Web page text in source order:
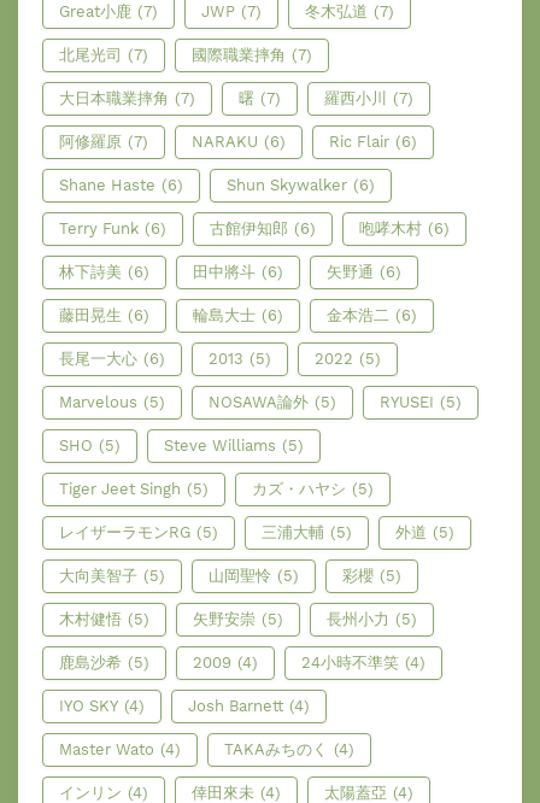
Great小鹿 (7) JWP (7) 冬木弘道 (7)
北尾光司 (7) 國際職業摔角 (7)
大日本職業摔角 (7) 曙 (7) 羅西小川 (7)
阿修羅原 (7) NARAKU (6) Ric Flair (6)
Shane Haste (6) Shun Skywalker (6)
Terry Funk (6) 古館伊知郎 (6) 咆哮木村 (6)
林下詩美 (6) 田中將斗 (6) 矢野通 (6)
藤田晃生 (6) 輪島大士 (6) 金本浩二 (6)
長尾一大心 (6) 2013 (5) 2022 (5)
Marvelous (5) NOSAWA論外 (5) RYUSEI (5)
SHO (5) Steve Williams (5)
Tiger Jeet Singh (5) カズ・ハヤシ (5)
レイザーラモンRG (5) 三浦大輔 (5) 外道 (5)
大向美智子 (5) 山岡聖怜 (5) 彩櫻 (5)
木村健悟 (5) 矢野安崇 (5) 長州小力 (5)
鹿島沙希 (5) 2009 (4) 24小時不準笑 (4)
IYO SKY (4) Josh Barnett (4)
Master Wato (4) TAKAみちのく (4)
インリン (4) 倖田來未 (4) 太陽蓋亞 (4)